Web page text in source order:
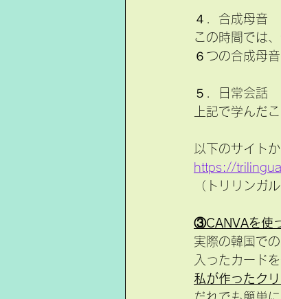
４．合成母音
この時間では
６つの合成母
５．日常会話
上記で学んだ
以下のサイト
https://
（トリリンガ
③CANVAを使
実際の韓国で
入ったカード
私が作ったク